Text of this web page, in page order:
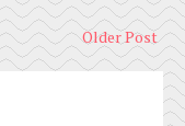
Older Post